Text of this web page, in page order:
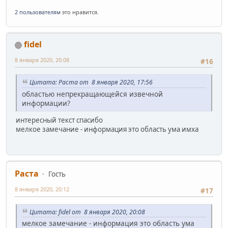
2 пользователям это нравится.
fidel
#16
8 января 2020, 20:08
Цитата: Раста от 8 января 2020, 17:56
областью непрекращающейся извечной
информации?
интересный текст спасибо
мелкое замечание - информация это область ума имха
Раста
Гость
#17
8 января 2020, 20:12
Цитата: fidel от 8 января 2020, 20:08
мелкое замечание - информация это область ума